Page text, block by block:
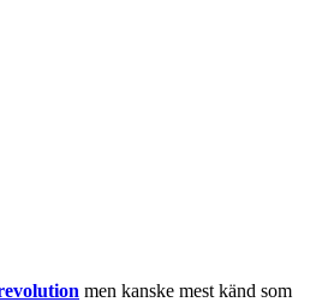
men kanske mest känd som